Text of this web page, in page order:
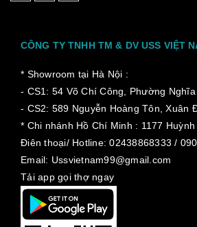
CÔNG TY TNHH TM & DV USS VIỆT
* Showroom tại Hà Nội :
- CS1: 54 Võ Chí Công, Phường
- CS2: 589 Nguyễn Hoàng Tôn, Xuân
* Chi nhánh Hồ Chí Minh : 1177
Điên thoại/ Hotline: 02438868333 /
Email: Ussvietnam99@gmail.com
Tải app gọi thợ ngay